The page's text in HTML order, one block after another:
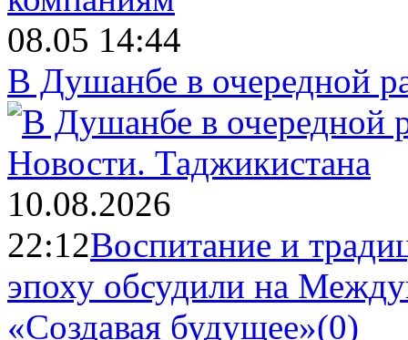
08.05 14:44
В Душанбе в очередной
Новости. Таджикистана
10.08.2026
22:12Воспитание и
эпоху обсудили на
«Создавая будущее»(0)